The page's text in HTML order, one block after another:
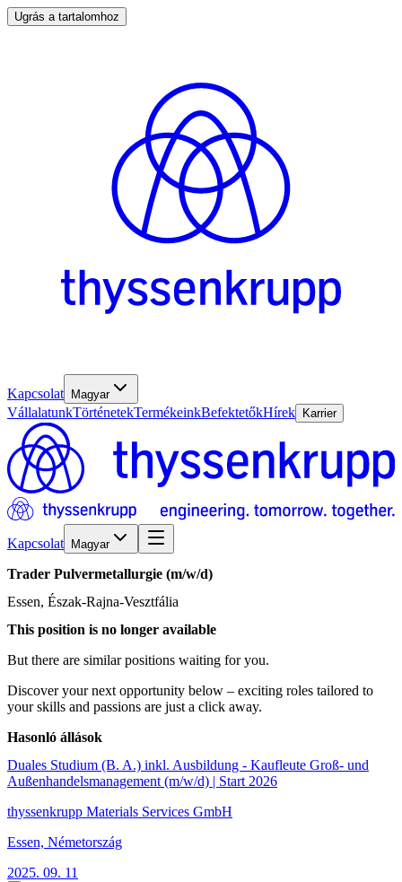
Ugrás a tartalomhoz
Kapcsolat Magyar
VállalatunkTörténetekTermékeinkBefektetőkHírek Karrier
Kapcsolat Magyar
Trader Pulvermetallurgie (m/w/d)
Essen, Észak-Rajna-Vesztfália
This position is no longer available
But there are similar positions waiting for you.
Discover your next opportunity below – exciting roles tailored to
your skills and passions are just a click away.
Hasonló állások
Duales Studium (B. A.) inkl. Ausbildung - Kaufleute Groß- und
Außenhandelsmanagement (m/w/d) | Start 2026
thyssenkrupp Materials Services GmbH
Essen, Németország
2025. 09. 11